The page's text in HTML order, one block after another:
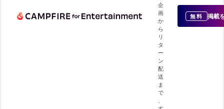
企
画
か
ら
リ
タ
ー
ン
配
送
ま
で
無料 掲載